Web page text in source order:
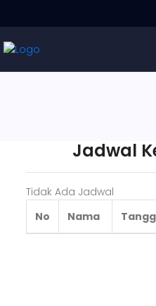
Jadwal
Tidak Ada Jadwal
No
Nama